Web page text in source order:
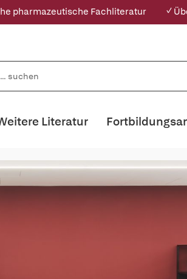
pharmazeutische Fachliteratur ✓
Literatur